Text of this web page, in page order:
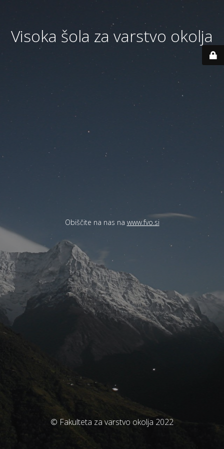
Visoka šola za varstvo okolja
Obiščite na nas na www.fvo.si
© Fakulteta za varstvo okolja 2022